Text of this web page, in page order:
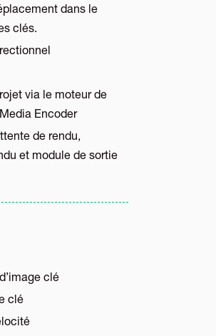
dans le
clés.
via le moteur de
Encoder
de rendu,
et module de sortie
clé
clé